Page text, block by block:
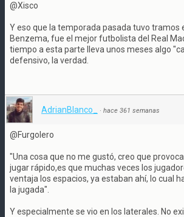
@Xisco
Y eso que la temporada pasada tuvo tramos
Benzema, fue el mejor futbolista del Real
tiempo a esta parte lleva unos meses algo
defensivo, la verdad.
AdrianBlanco_ · hace 361 semanas
@Furgolero
"Una cosa que no me gustó, creo que
jugar rápido,es que muchas veces los
ventaja los espacios, ya estaban ahí, lo cual
la jugada".
Y especialmente se vio en los laterales. No